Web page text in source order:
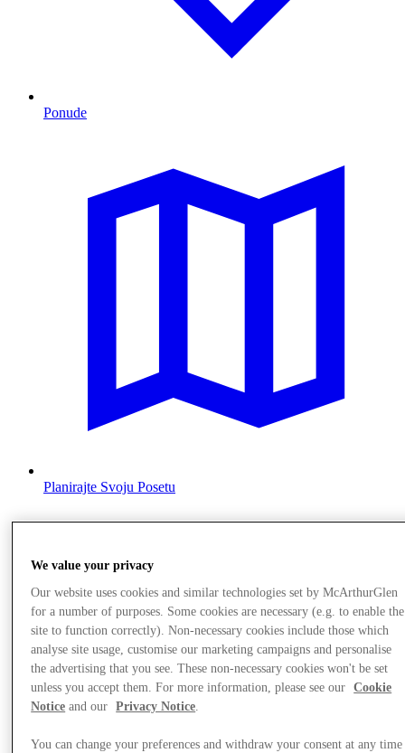
Ponude
Planirajte Svoju Posetu
We value your privacy
Our website uses cookies and similar technologies set by McArthurGlen
for a number of purposes. Some cookies are necessary (e.g. to enable the
site to function correctly). Non-necessary cookies include those which
analyse site usage, customise our marketing campaigns and personalise
the advertising that you see. These non-necessary cookies won't be set
unless you accept them. For more information, please see our
Cookie
Notice and our Privacy Notice.
You can change your preferences and withdraw your consent at any time